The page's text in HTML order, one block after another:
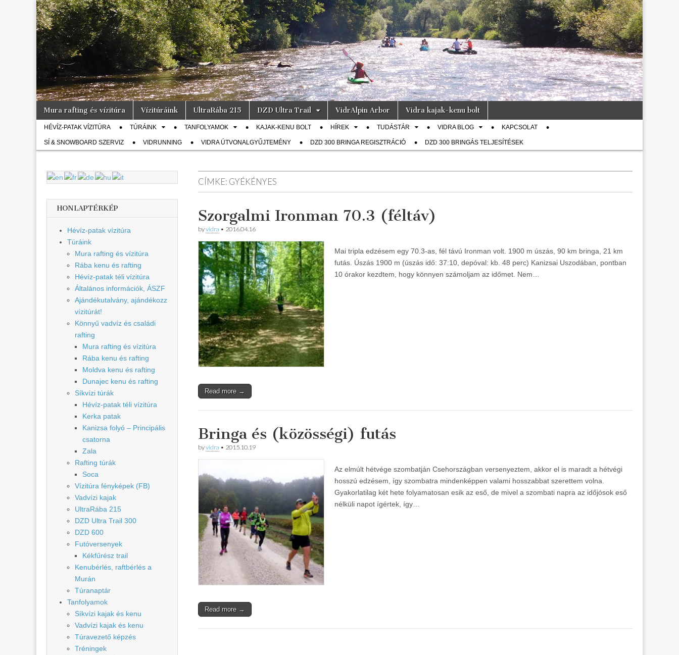
Vidra
Vízitúra
… vízitúra
szervezés,
vadvíz,
kajakoktatás,
kajak-kenu
bolt,
vidraságok…
Main
menu
Skip
content
Mura rafting és vízitúra Vízitúráink UltraRába 215 DZD Ultra Trail VidrAlpin Arbor Vidra kajak-kenu bolt
Sub
menu
HÉVÍZ-PATAK VÍZITÚRA TÚRÁINK TANFOLYAMOK KAJAK-KENU BOLT HÍREK TUDÁSTÁR VIDRA BLOG KAPCSOLAT
SÍ & SNOWBOARD SZERVIZ VIDRUNNING VIDRA ÚTVONALGYŰJTEMÉNY DZD 300 BRINGA REGISZTRÁCIÓ DZD 300 BRINGÁS TELJESÍTÉSEK
CÍMKE: GYÉKÉNYES
Szorgalmi Ironman 70.3 (féltáv)
byvidra • 2016.04.16
Mai tripla edzésem egy 70.3-as, fél távú Ironman volt. 1900 m úszás, 90 km bringa, 21 km
futás. Úszás 1900 m (úszás idő: 37:10, depóval: kb. 48 perc) Kanizsai Uszodában, pontban
10 órakor kezdtem, hogy könnyen számoljam az időmet. Nem…
Read more →
Bringa és (közösségi) futás
byvidra • 2015.10.19
Az elmúlt hétvége szombatján Csehországban versenyeztem, akkor el is maradt a hétvégi
hosszú edzésem, így szombatra mindenképpen valami hosszabbat szerettem volna.
Gyakorlatilag két hete folyamatosan esik az eső, de mivel a szombati napra az időjósok eső
nélküli napot ígértek, így…
Read more →
HONLAPTÉRKÉP
Hévíz-patak vízitúra
Túráink
Mura rafting és vízitúra
Rába kenu és rafting
Hévíz-patak téli vízitúra
Általános információk, ÁSZF
Ajándékutalvány, ajándékozz
vízitúrát!
Könnyű vadvíz és családi
rafting
Mura rafting és vízitúra
Rába kenu és rafting
Moldva kenu és rafting
Dunajec kenu és rafting
Síkvízi túrák
Hévíz-patak téli vízitúra
Kerka patak
Kanizsa folyó – Principális
csatorna
Zala
Rafting túrák
Soca
Vízitúra fényképek (FB)
Vadvízi kajak
UltraRába 215
DZD Ultra Trail 300
DZD 600
Futóversenyek
Kékfűrész trail
Kenubérlés, raftbérlés a
Murán
Túranaptár
Tanfolyamok
Síkvízi kajak és kenu
Vadvízi kajak és kenu
Túravezető képzés
Tréningek